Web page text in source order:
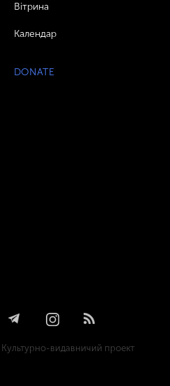
Вітрина
Календар
DONATE
видавничий проект